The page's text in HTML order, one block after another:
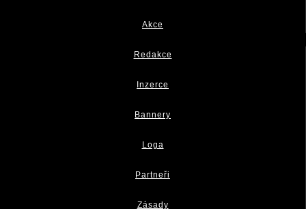
Akce
Redakce
Inzerce
Bannery
Loga
Partneři
Zásady